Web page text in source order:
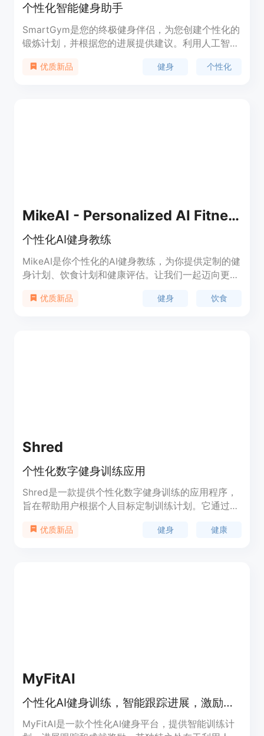
个性化智能健身助手
SmartGym是您的终极健身伴侣，为您创建个性化的
锻炼计划，并根据您的进展提供建议。利用人工智
锻炼的时长和频率，为您创建个性化的锻炼计划。您
优质新品 健身 个性化
MikeAI - Personalized AI Fitness Coach
个性化AI健身教练
MikeAI是你个性化的AI健身教练，为你提供定制的健
身计划、饮食计划和健康评估。让我们一起迈向更健
优质新品 健身 饮食
Shred
个性化数字健身训练应用
Shred是一款提供个性化数字健身训练的应用程序，
旨在帮助用户根据个人目标定制训练计划。它通过AI
视频课程和来自全球社区的激励。Shred还支持与
优质新品 健身 健康
MyFitAI
个性化AI健身训练，智能跟踪进展，激励成就系统。
MyFitAI是一款个性化AI健身平台，提供智能训练计